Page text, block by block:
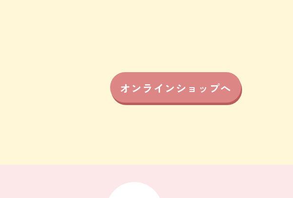
オンラインショップへ